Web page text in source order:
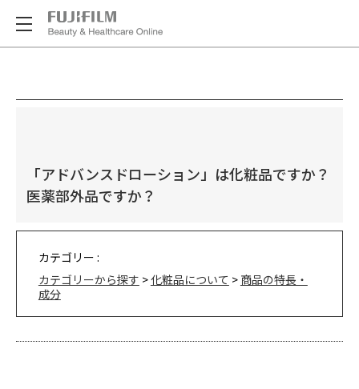
「アドバンスドローション」は化粧品ですか？
医薬部外品ですか？
カテゴリー :
カテゴリーから探す >化粧品について > 商品の特長・
成分